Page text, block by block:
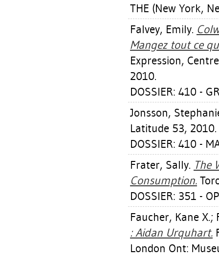
THE (New York,
Falvey, Emily.
Mangez tout ce
Expression,
2010.
DOSSIER: 410 -
Jonsson,
Latitude 53, 2010.
DOSSIER: 410 -
Frater, Sally. The
Consumption.
DOSSIER: 351 -
Faucher, Kane X.;
: Aidan Urquhart.
London Ont: